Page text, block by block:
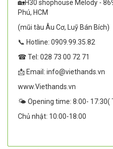
🏡H30 shophouse Melody -
Phú, HCM
(mũi tàu Âu Cơ, Luỹ Bán Bích)
📞 Hotline: 0909.99.35.82
☎ Tel: 028 73 00 72 71
📩 Email: info@viethands.vn
www.Viethands.vn
🌤️ Opening time: 8:00- 17:30(
Chủ nhật: 10:00-18:00